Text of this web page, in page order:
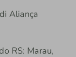
Aliança
RS: Marau,